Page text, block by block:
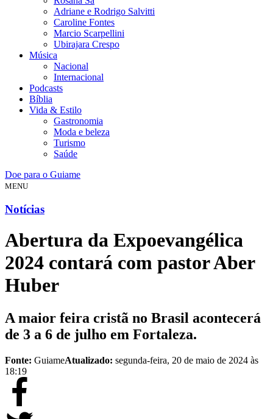
Adriane e Rodrigo Salvitti
Caroline Fontes
Marcio Scarpellini
Ubirajara Crespo
Música
Nacional
Internacional
Podcasts
Bíblia
Vida & Estilo
Gastronomia
Moda e beleza
Turismo
Saúde
Doe para o Guiame
MENU
Notícias
Abertura da Expoevangélica
2024 contará com pastor Aber
Huber
A maior feira cristã no Brasil acontecerá
de 3 a 6 de julho em Fortaleza.
Fonte: GuiameAtualizado: segunda-feira, 20 de maio de 2024 às
18:19